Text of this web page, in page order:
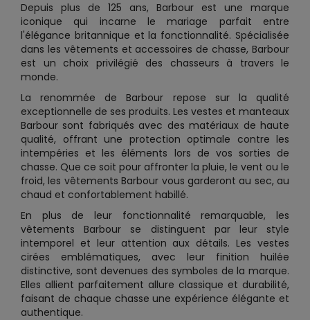
Depuis plus de 125 ans, Barbour est une marque
iconique qui incarne le mariage parfait entre
l'élégance britannique et la fonctionnalité. Spécialisée
dans les vêtements et accessoires de chasse, Barbour
est un choix privilégié des chasseurs à travers le
monde.
La renommée de Barbour repose sur la qualité
exceptionnelle de ses produits. Les vestes et manteaux
Barbour sont fabriqués avec des matériaux de haute
qualité, offrant une protection optimale contre les
intempéries et les éléments lors de vos sorties de
chasse. Que ce soit pour affronter la pluie, le vent ou le
froid, les vêtements Barbour vous garderont au sec, au
chaud et confortablement habillé.
En plus de leur fonctionnalité remarquable, les
vêtements Barbour se distinguent par leur style
intemporel et leur attention aux détails. Les vestes
cirées emblématiques, avec leur finition huilée
distinctive, sont devenues des symboles de la marque.
Elles allient parfaitement allure classique et durabilité,
faisant de chaque chasse une expérience élégante et
authentique.